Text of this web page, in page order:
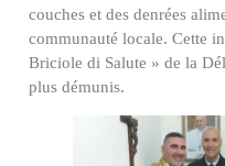
couches et des denrées
communauté locale. Cette
Briciole di Salute » de la
plus démunis.